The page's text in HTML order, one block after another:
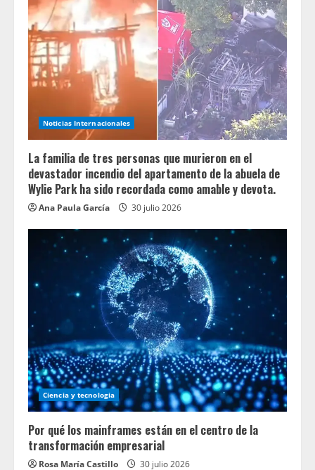
Noticias Internacionales
La familia de tres personas que murieron en el
devastador incendio del apartamento de la abuela de
Wylie Park ha sido recordada como amable y devota.
Ana Paula García 30 julio 2026
Ciencia y tecnologia
Por qué los mainframes están en el centro de la
transformación empresarial
Rosa María Castillo 30 julio 2026